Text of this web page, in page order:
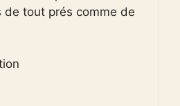
de tout prés comme de